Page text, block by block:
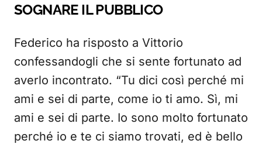
SOGNARE IL PUBBLICO
Federico ha risposto a Vittorio
confessandogli che si sente fortunato ad
averlo incontrato. “Tu dici così perché mi
ami e sei di parte, come io ti amo. Sì, mi
ami e sei di parte. Io sono molto fortunato
perché io e te ci siamo trovati, ed è bello